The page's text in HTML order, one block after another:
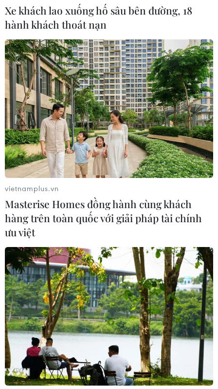
Người dân được khuyến cáo di tản lên những vùng đất cao.
(Nguồn: Daily Mail)
(Vietnam+)
#Cửa hàng #New Zealand #Sóng thần
#Động đất
#Cảnh báo
#Đổ nát sau động đất ở New Zealand
New Zealand
Theo dõi VietnamPlus
TIN LIÊN QUAN
Xe khách lao xuống hố sâu bên đường, 18
hành khách thoát nạn
vietnamplus.vn
Masterise Homes đồng hành cùng khách
hàng trên toàn quốc với giải pháp tài chính
ưu việt